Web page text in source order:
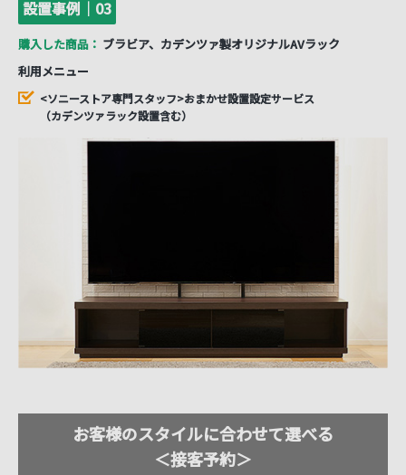
設置事例｜03
購入した商品： ブラビア、カデンツァ製オリジナルAVラック
利用メニュー
<ソニーストア専門スタッフ>おまかせ設置設定サービス
（カデンツァラック設置含む）
お客様のスタイルに合わせて選べる
＜接客予約＞